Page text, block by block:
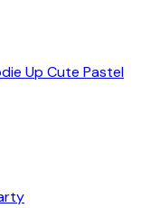
Up Cute Pastel